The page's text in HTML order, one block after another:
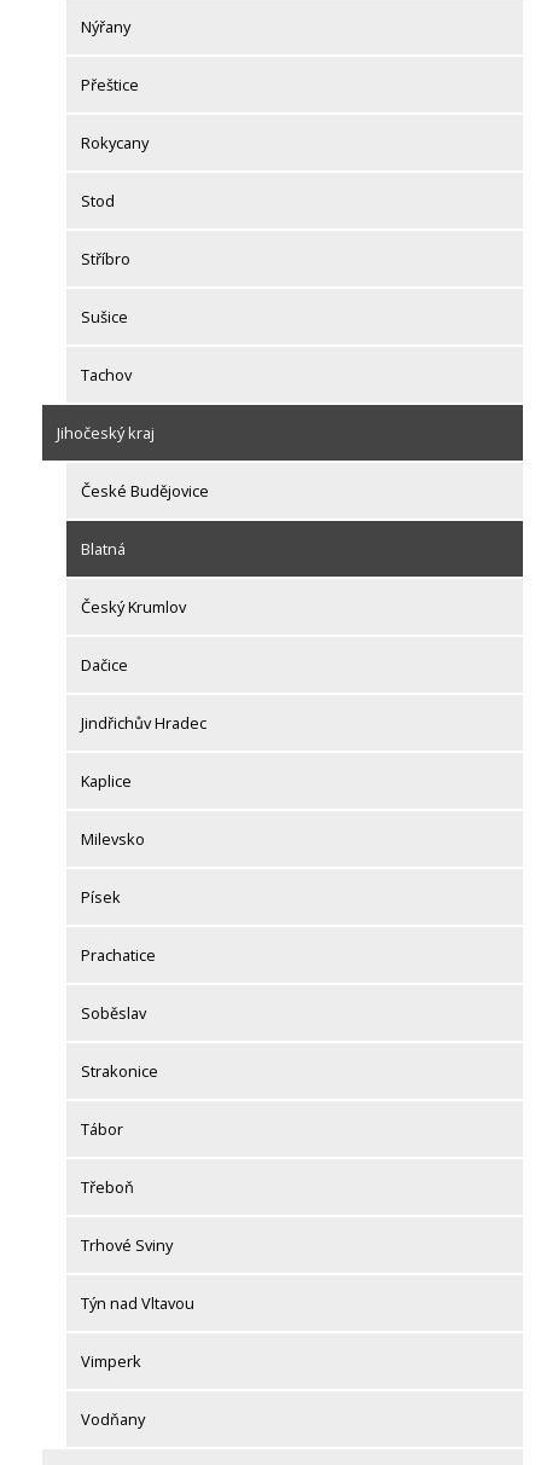
Nýřany
Přeštice
Rokycany
Stod
Stříbro
Sušice
Tachov
Jihočeský kraj
České Budějovice
Blatná
Český Krumlov
Dačice
Jindřichův Hradec
Kaplice
Milevsko
Písek
Prachatice
Soběslav
Strakonice
Tábor
Třeboň
Trhové Sviny
Týn nad Vltavou
Vimperk
Vodňany